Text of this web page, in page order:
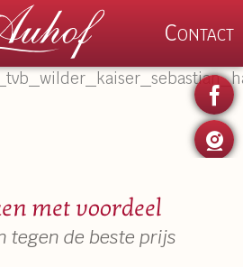
Contact
met voordeel
tegen de beste prijs